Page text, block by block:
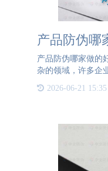
产品防伪哪
产品防伪哪家做的
杂的领域，许多企
伪专注防伪溯源行
2026-06-21 15:35